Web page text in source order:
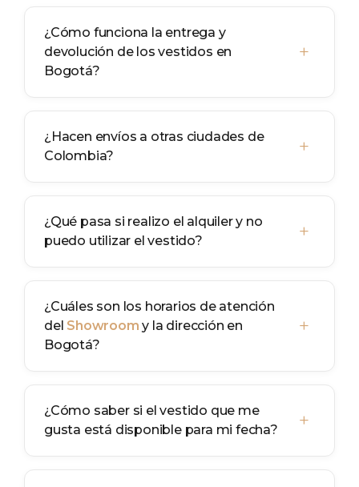
¿Cómo funciona la entrega y
devolución de los vestidos en
Bogotá?
+
¿Hacen envíos a otras ciudades de
Colombia?
+
¿Qué pasa si realizo el alquiler y no
puedo utilizar el vestido?
+
¿Cuáles son los horarios de atención
del Showroom y la dirección en
Bogotá?
+
¿Cómo saber si el vestido que me
gusta está disponible para mi fecha?
+